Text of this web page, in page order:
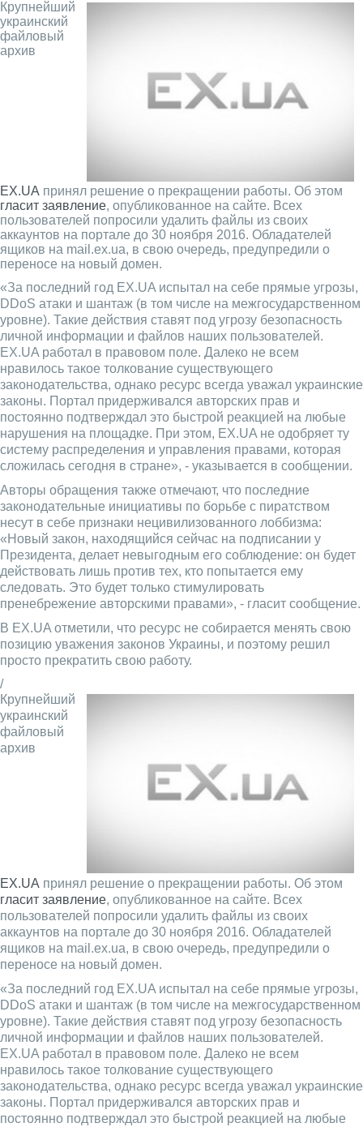
Крупнейший
украинский
файловый
архив
EX.UA принял решение о прекращении работы. Об этом
гласит заявление, опубликованное на сайте. Всех
пользователей попросили удалить файлы из своих
аккаунтов на портале до 30 ноября 2016. Обладателей
ящиков на mail.ex.ua, в свою очередь, предупредили о
переносе на новый домен.
«За последний год EX.UA испытал на себе прямые угрозы,
DDoS атаки и шантаж (в том числе на межгосударственном
уровне). Такие действия ставят под угрозу безопасность
личной информации и файлов наших пользователей.
EX.UA работал в правовом поле. Далеко не всем
нравилось такое толкование существующего
законодательства, однако ресурс всегда уважал украинские
законы. Портал придерживался авторских прав и
постоянно подтверждал это быстрой реакцией на любые
нарушения на площадке. При этом, EX.UA не одобряет ту
систему распределения и управления правами, которая
сложилась сегодня в стране», - указывается в сообщении.
Авторы обращения также отмечают, что последние
законодательные инициативы по борьбе с пиратством
несут в себе признаки нецивилизованного лоббизма:
«Новый закон, находящийся сейчас на подписании у
Президента, делает невыгодным его соблюдение: он будет
действовать лишь против тех, кто попытается ему
следовать. Это будет только стимулировать
пренебрежение авторскими правами», - гласит сообщение.
В EX.UA отметили, что ресурс не собирается менять свою
позицию уважения законов Украины, и поэтому решил
просто прекратить свою работу.
/
Крупнейший
украинский
файловый
архив
EX.UA принял решение о прекращении работы. Об этом
гласит заявление, опубликованное на сайте. Всех
пользователей попросили удалить файлы из своих
аккаунтов на портале до 30 ноября 2016. Обладателей
ящиков на mail.ex.ua, в свою очередь, предупредили о
переносе на новый домен.
«За последний год EX.UA испытал на себе прямые угрозы,
DDoS атаки и шантаж (в том числе на межгосударственном
уровне). Такие действия ставят под угрозу безопасность
личной информации и файлов наших пользователей.
EX.UA работал в правовом поле. Далеко не всем
нравилось такое толкование существующего
законодательства, однако ресурс всегда уважал украинские
законы. Портал придерживался авторских прав и
постоянно подтверждал это быстрой реакцией на любые